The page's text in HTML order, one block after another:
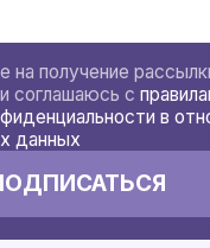
на получение
соглашаюсь с
в
данных